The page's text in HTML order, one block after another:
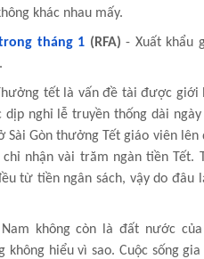
khác nhau mấy.
tháng 1 (RFA) - Xuất khẩu
tết là vấn đề tài được giới
nghỉ lễ truyền thống dài ngày
Gòn thưởng Tết giáo viên lên
nhận vài trăm ngàn tiền Tết.
từ tiền ngân sách, vậy do đâu
không còn là đất nước
hiểu vì sao. Cuộc sống